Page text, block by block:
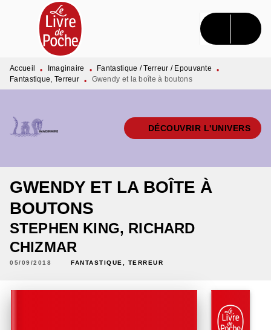
MENU RECHERCHE CONTENU
PIED DE PAGE
Accueil • Imaginaire • Fantastique / Terreur / Epouvante
•
Fantastique, Terreur • Gwendy et la boîte à boutons
DÉCOUVRIR L'UNIVERS
GWENDY ET LA BOÎTE À
BOUTONS
STEPHEN KING, RICHARD
CHIZMAR
05/09/2018 FANTASTIQUE, TERREUR